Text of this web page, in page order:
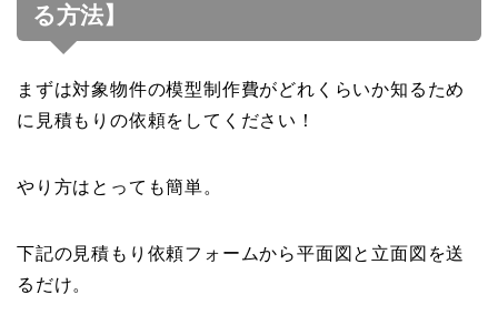
る方法】
まずは対象物件の模型制作費がどれくらいか知るため
に見積もりの依頼をしてください！
やり方はとっても簡単。
下記の見積もり依頼フォームから平面図と立面図を送
るだけ。